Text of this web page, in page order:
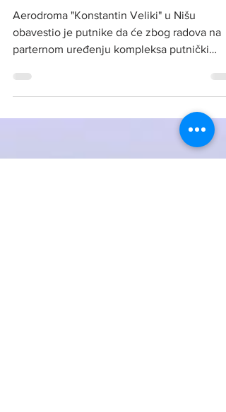
kompleksa aerdoroma -
saobaćaj usporen i
otežan
Aerodroma "Konstantin Veliki" u Nišu
obavestio je putnike da će zbog radova na
parternom uređenju kompleksa putnički